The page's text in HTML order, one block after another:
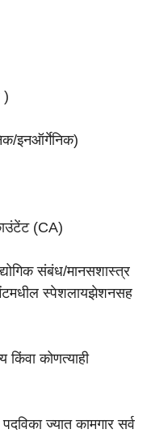
)
इनऑर्गेनिक)
(CA)
संबंध/मानसशास्त्र
स्पेशलायझेशनसह
कोणत्याही
ज्यात कामगार सर्व